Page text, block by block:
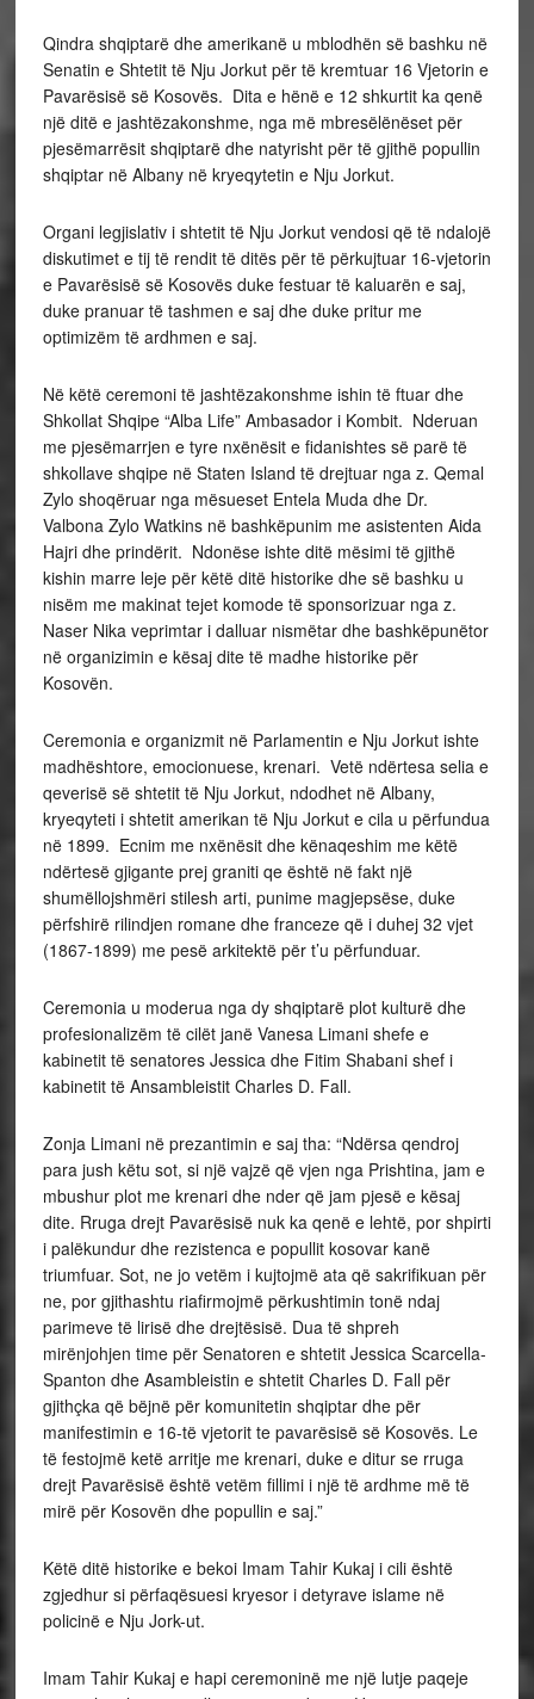
Qindra shqiptarë dhe amerikanë u mblodhën së bashku në
Senatin e Shtetit të Nju Jorkut për të kremtuar 16 Vjetorin e
Pavarësisë së Kosovës. Dita e hënë e 12 shkurtit ka qenë
një ditë e jashtëzakonshme, nga më mbresëlënëset për
pjesëmarrësit shqiptarë dhe natyrisht për të gjithë popullin
shqiptar në Albany në kryeqytetin e Nju Jorkut.
Organi legjislativ i shtetit të Nju Jorkut vendosi që të ndalojë
diskutimet e tij të rendit të ditës për të përkujtuar 16-vjetorin
e Pavarësisë së Kosovës duke festuar të kaluarën e saj,
duke pranuar të tashmen e saj dhe duke pritur me
optimizëm të ardhmen e saj.
Në këtë ceremoni të jashtëzakonshme ishin të ftuar dhe
Shkollat Shqipe “Alba Life” Ambasador i Kombit. Nderuan
me pjesëmarrjen e tyre nxënësit e fidanishtes së parë të
shkollave shqipe në Staten Island të drejtuar nga z. Qemal
Zylo shoqëruar nga mësueset Entela Muda dhe Dr.
Valbona Zylo Watkins në bashkëpunim me asistenten Aida
Hajri dhe prindërit. Ndonëse ishte ditë mësimi të gjithë
kishin marre leje për këtë ditë historike dhe së bashku u
nisëm me makinat tejet komode të sponsorizuar nga z.
Naser Nika veprimtar i dalluar nismëtar dhe bashkëpunëtor
në organizimin e kësaj dite të madhe historike për
Kosovën.
Ceremonia e organizmit në Parlamentin e Nju Jorkut ishte
madhështore, emocionuese, krenari. Vetë ndërtesa selia e
qeverisë së shtetit të Nju Jorkut, ndodhet në Albany,
kryeqyteti i shtetit amerikan të Nju Jorkut e cila u përfundua
në 1899. Ecnim me nxënësit dhe kënaqeshim me këtë
ndërtesë gjigante prej graniti qe është në fakt një
shumëllojshmëri stilesh arti, punime magjepsëse, duke
përfshirë rilindjen romane dhe franceze që i duhej 32 vjet
(1867-1899) me pesë arkitektë për t’u përfunduar.
Ceremonia u moderua nga dy shqiptarë plot kulturë dhe
profesionalizëm të cilët janë Vanesa Limani shefe e
kabinetit të senatores Jessica dhe Fitim Shabani shef i
kabinetit të Ansambleistit Charles D. Fall.
Zonja Limani në prezantimin e saj tha: “Ndërsa qendroj
para jush këtu sot, si një vajzë që vjen nga Prishtina, jam e
mbushur plot me krenari dhe nder që jam pjesë e kësaj
dite. Rruga drejt Pavarësisë nuk ka qenë e lehtë, por shpirti
i palëkundur dhe rezistenca e popullit kosovar kanë
triumfuar. Sot, ne jo vetëm i kujtojmë ata që sakrifikuan për
ne, por gjithashtu riafirmojmë përkushtimin tonë ndaj
parimeve të lirisë dhe drejtësisë. Dua të shpreh
mirënjohjen time për Senatoren e shtetit Jessica Scarcella-
Spanton dhe Asambleistin e shtetit Charles D. Fall për
gjithçka që bëjnë për komunitetin shqiptar dhe për
manifestimin e 16-të vjetorit te pavarësisë së Kosovës. Le
të festojmë ketë arritje me krenari, duke e ditur se rruga
drejt Pavarësisë është vetëm fillimi i një të ardhme më të
mirë për Kosovën dhe popullin e saj.”
Këtë ditë historike e bekoi Imam Tahir Kukaj i cili është
zgjedhur si përfaqësuesi kryesor i detyrave islame në
policinë e Nju Jork-ut.
Imam Tahir Kukaj e hapi ceremoninë me një lutje paqeje